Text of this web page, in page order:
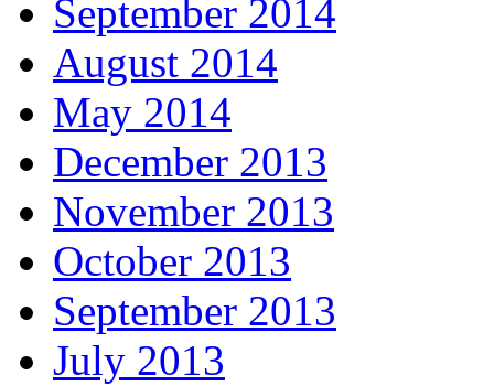
September 2014
August 2014
May 2014
December 2013
November 2013
October 2013
September 2013
July 2013